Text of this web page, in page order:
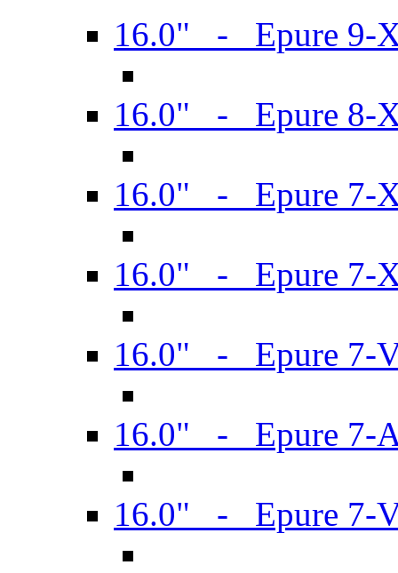
16.0" - Epure 9-
16.0" - Epure 8-
16.0" - Epure 7-
16.0" - Epure 7-
16.0" - Epure 7-
16.0" - Epure 7-
16.0" - Epure 7-